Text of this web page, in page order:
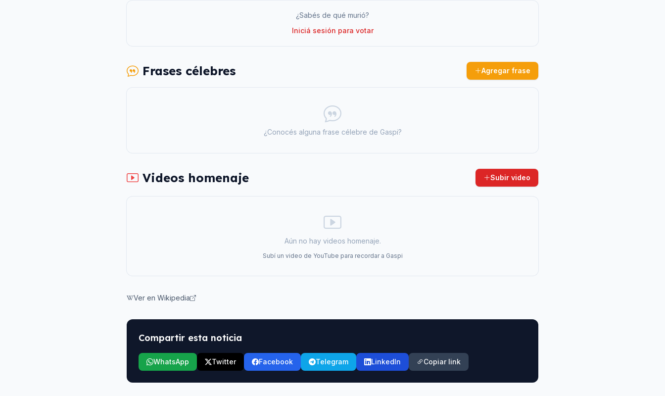
¿Sabés de qué murió?
Iniciá sesión para votar
Frases célebres Agregar frase
¿Conocés alguna frase célebre de Gaspi?
Videos homenaje Subir video
Aún no hay videos homenaje.
Subí un video de YouTube para recordar a Gaspi
Ver en Wikipedia
Compartir esta noticia
WhatsApp Twitter Facebook Telegram LinkedIn Copiar link